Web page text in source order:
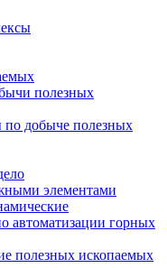
полезных
добыче полезных
элементами
автоматизации горных
полезных ископаемых